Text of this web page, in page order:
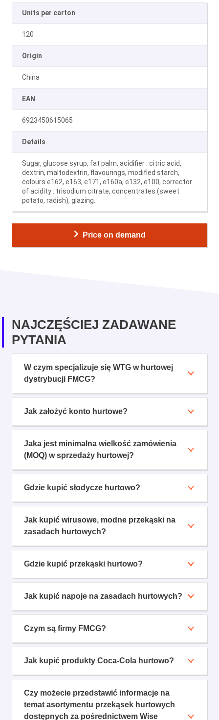
Units per carton
120
Origin
China
EAN
6923450615065
Details
Sugar, glucose syrup, fat palm, acidifier : citric acid,
dextrin, maltodextrin, flavourings, modified starch,
colours e162, e163, e171, e160a, e132, e100, corrector
of acidity : trisodium citrate, concentrates (sweet
potato, radish), glazing.
Price on demand
NAJCZĘŚCIEJ ZADAWANE
PYTANIA
W czym specjalizuje się WTG w hurtowej
dystrybucji FMCG?
Jak założyć konto hurtowe?
Jaka jest minimalna wielkość zamówienia
(MOQ) w sprzedaży hurtowej?
Gdzie kupić słodycze hurtowo?
Jak kupić wirusowe, modne przekąski na
zasadach hurtowych?
Gdzie kupić przekąski hurtowo?
Jak kupić napoje na zasadach hurtowych?
Czym są firmy FMCG?
Jak kupić produkty Coca-Cola hurtowo?
Czy możecie przedstawić informacje na
temat asortymentu przekąsek hurtowych
dostępnych za pośrednictwem Wise